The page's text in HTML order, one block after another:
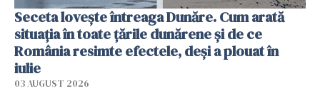
Seceta lovește întreaga Dunăre. Cum arată
situația în toate țările dunărene și de ce
România resimte efectele, deși a plouat în
iulie
03 AUGUST 2026